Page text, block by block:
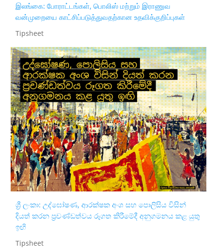
இலங்கை: போராட்டங்கள், பொலிஸ் மற்றும் இராணுவ
வன்முறையை காட்சிப்படுத்துவதற்கான உதவிக்குறிப்புகள்
Tipsheet
ශ්‍රී ලංකා: උද්ඝෝෂණ, ආරක්ෂක අංශ සහ පොලිසිය විසින්
දියත් කරන ප්‍රචණ්ඩත්වය රූගත කිරීමේදී අනුගමනය කළ යුතු
ඉඟි
Tipsheet